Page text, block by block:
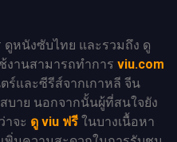
ดูหนังซับไทย และรวมถึง ดู
งานสามารถทำการ viu.com
ร์และซีรีส์จากเกาหลี จีน
บาย นอกจากนั้นผู้ที่สนใจยัง
จะ ดู viu ฟรี ในบางเนื้อหา